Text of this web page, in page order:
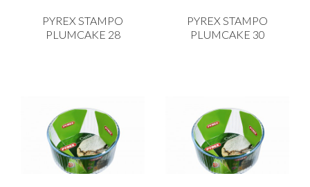
PYREX STAMPO
PLUMCAKE 28
PYREX STAMPO
PLUMCAKE 30